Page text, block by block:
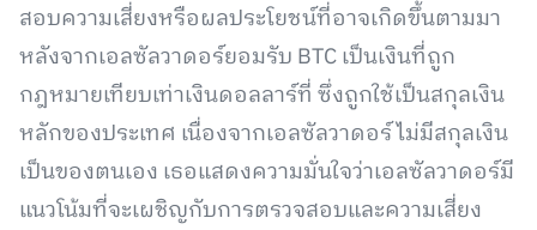
สอบความเสี่ยงหรือผลประโยชน์ที่อาจเกิดขึ้นตามมา
หลังจากเอลซัลวาดอร์ยอมรับ BTC เป็นเงินที่ถูก
กฎหมายเทียบเท่าเงินดอลลาร์ที่ ซึ่งถูกใช้เป็นสกุลเงิน
หลักของประเทศ เนื่องจากเอลซัลวาดอร์ ไม่มีสกุลเงิน
เป็นของตนเอง เธอแสดงความมั่นใจว่าเอลซัลวาดอร์มี
แนวโน้มที่จะเผชิญกับการตรวจสอบและความเสี่ยง